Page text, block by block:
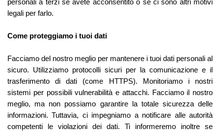
personali a terzi se avete acconsentito o se ci sono altri motivi
legali per farlo.
Come proteggiamo i tuoi dati
Facciamo del nostro meglio per mantenere i tuoi dati personali al
sicuro. Utilizziamo protocolli sicuri per la comunicazione e il
trasferimento di dati (come HTTPS). Monitoriamo i nostri
sistemi per possibili vulnerabilità e attacchi. Facciamo il nostro
meglio, ma non possiamo garantire la totale sicurezza delle
informazioni. Tuttavia, ci impegniamo a notificare alle autorità
competenti le violazioni dei dati. Ti informeremo inoltre se